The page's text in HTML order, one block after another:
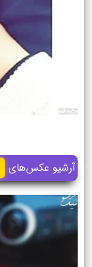
آرشیو عکس‌های